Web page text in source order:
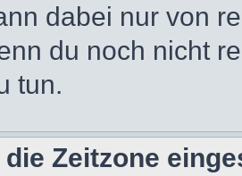
dabei nur von
du noch nicht
tun.
die Zeitzone